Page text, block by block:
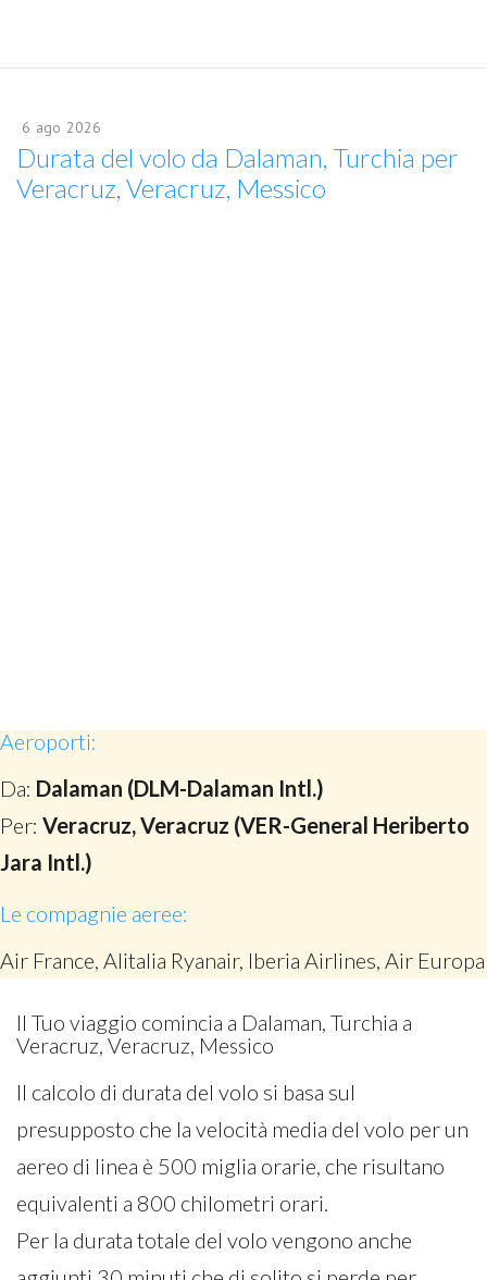
6 ago 2026
Durata del volo da Dalaman, Turchia per
Veracruz, Veracruz, Messico
Aeroporti:
Da: Dalaman (DLM-Dalaman Intl.)
Per: Veracruz, Veracruz (VER-General Heriberto
Jara Intl.)
Le compagnie aeree:
Air France, Alitalia Ryanair, Iberia Airlines, Air Europa
Il Tuo viaggio comincia a Dalaman, Turchia a
Veracruz, Veracruz, Messico
Il calcolo di durata del volo si basa sul
presupposto che la velocità media del volo per un
aereo di linea è 500 miglia orarie, che risultano
equivalenti a 800 chilometri orari.
Per la durata totale del volo vengono anche